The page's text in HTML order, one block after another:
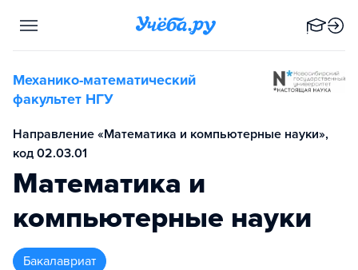
Механико-математический
факультет НГУ
Направление «Математика и компьютерные науки»,
код 02.03.01
Математика и
компьютерные науки
бакалавриат